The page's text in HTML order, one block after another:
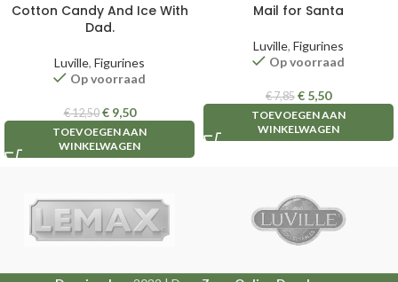
Cotton Candy And Ice With
Dad.
Luville, Figurines
Op voorraad
€12,50 €9,50
TOEVOEGEN AAN
WINKELWAGEN
Mail for Santa
Luville, Figurines
Op voorraad
€7,85 € 5,50
TOEVOEGEN AAN
WINKELWAGEN